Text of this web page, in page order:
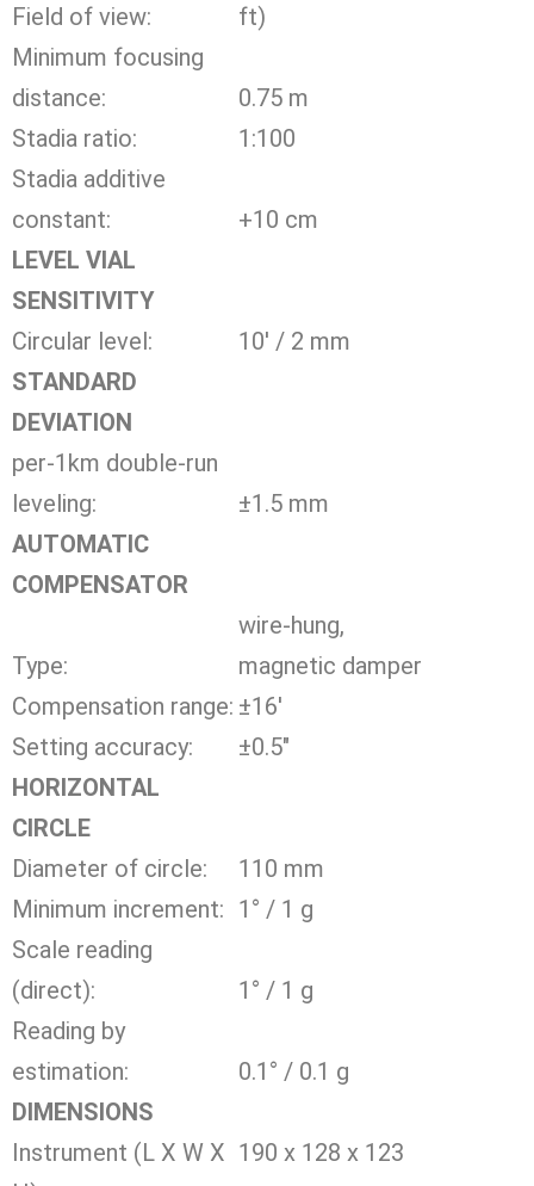
Field of view:
ft)
Minimum focusing
distance:
0.75 m
Stadia ratio:
1:100
Stadia additive
constant:
+10 cm
LEVEL VIAL
SENSITIVITY
Circular level:
10′ / 2 mm
STANDARD
DEVIATION
per-1km double-run
leveling:
±1.5 mm
AUTOMATIC
COMPENSATOR
Type:
wire-hung,
magnetic damper
Compensation range: ±16′
Setting accuracy:
±0.5″
HORIZONTAL
CIRCLE
Diameter of circle:
110 mm
Minimum increment: 1° / 1 g
Scale reading
(direct):
1° / 1 g
Reading by
estimation:
0.1° / 0.1 g
DIMENSIONS
Instrument (L X W X 190 x 128 x 123